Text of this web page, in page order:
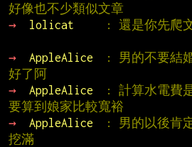
好像也不少類似文章
→
lolicat
: 還是你先爬
→
AppleAlice
: 男的不要結
好了阿
→
AppleAlice
: 計算水電費
要算到娘家比較寬裕
→
AppleAlice
: 男的以後肯
挖滿